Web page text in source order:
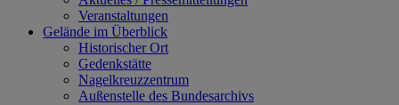
Veranstaltungen
Gelände im Überblick
Historischer Ort
Gedenkstätte
Nagelkreuzzentrum
Außenstelle des Bundesarchivs